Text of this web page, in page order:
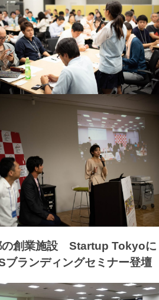
の創業施設 Startup Tokyoに
ブランディングセミナー登壇